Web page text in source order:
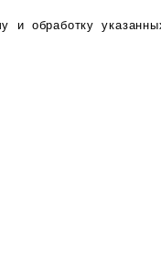
и обработку